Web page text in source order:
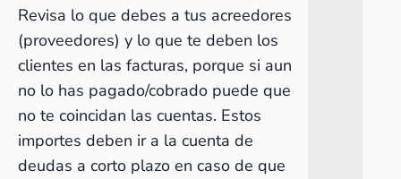
Revisa lo que debes a tus acreedores
(proveedores) y lo que te deben los
clientes en las facturas, porque si aun
no lo has pagado/cobrado puede que
no te coincidan las cuentas. Estos
importes deben ir a la cuenta de
deudas a corto plazo en caso de que